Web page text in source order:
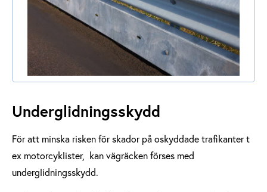
Underglidningsskydd
För att minska risken för skador på oskyddade trafikanter t
ex motorcyklister, kan vägräcken förses med
underglidningsskydd.